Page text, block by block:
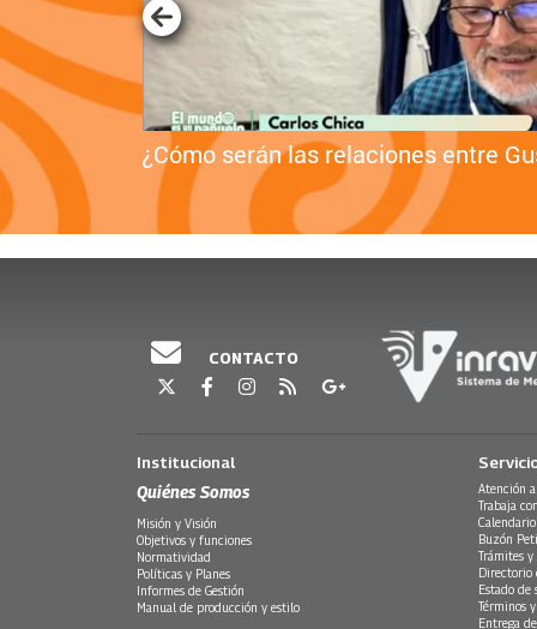
¿Cómo serán las relaciones entre
CONTACTO
Institucional
Quiénes Somos
Misión y Visión
Objetivos y funciones
Normatividad
Políticas y Planes
Informes de Gestión
Manual de producción y estilo
Atención
Trabaja
Buzón
Trámites y
Directorio
Estado de
Términos
Entrega